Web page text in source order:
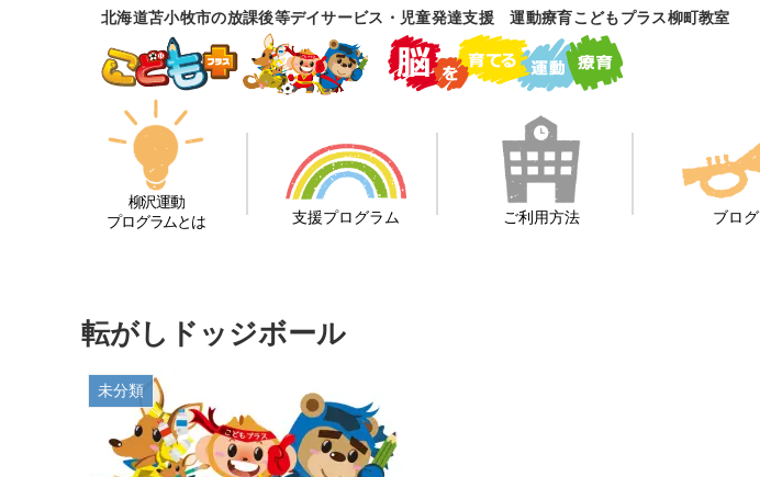
北海道苫小牧市の放課後等デイサービス・児童発達支援 運動療育こどもプラス柳町教室
柳沢運動
プログラムとは
支援プログラム ご利用方法 ブログ
転がしドッジボール
未分類